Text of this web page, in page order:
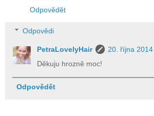
Odpovědět
Odpovědi
PetraLovelyHair
20. října
Děkuju hrozně moc!
Odpovědět